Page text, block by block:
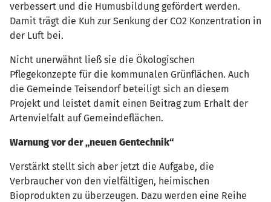
verbessert und die Humusbildung gefördert werden.
Damit trägt die Kuh zur Senkung der CO2 Konzentration in
der Luft bei.
Nicht unerwähnt ließ sie die Ökologischen
Pflegekonzepte für die kommunalen Grünflächen. Auch
die Gemeinde Teisendorf beteiligt sich an diesem
Projekt und leistet damit einen Beitrag zum Erhalt der
Artenvielfalt auf Gemeindeflächen.
Warnung vor der „neuen Gentechnik“
Verstärkt stellt sich aber jetzt die Aufgabe, die
Verbraucher von den vielfältigen, heimischen
Bioprodukten zu überzeugen. Dazu werden eine Reihe